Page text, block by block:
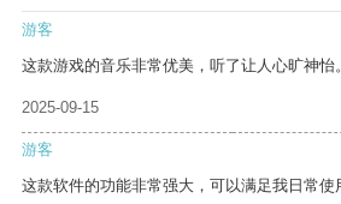
游客
这款游戏的音乐非常优美，听了让人心旷神怡。
2025-09-15
游客
这款软件的功能非常强大，可以满足我日常使